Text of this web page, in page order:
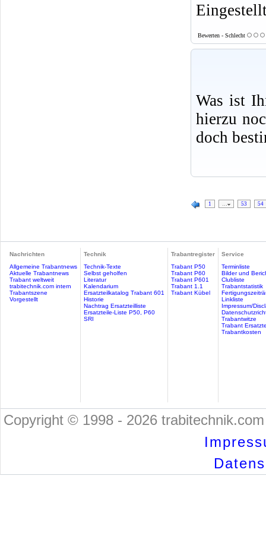
Bewerten - Schlecht
Was ist
hierzu
doch
1 53 54
Nachrichten
Allgemeine Trabantnews
Aktuelle Trabantnews
Trabant weltweit
trabitechnik.com intern
Trabantszene
Vorgestellt
Technik
Technik-Texte
Selbst geholfen
Literatur
Kalendarium
Ersatzteilkatalog Trabant 601
Historie
Nachtrag Ersatzteilliste
Ersatzteile-Liste P50, P60
SRI
Trabantregister
Trabant P50
Trabant P60
Trabant P601
Trabant 1.1
Trabant Kübel
Service
Terminliste
Bilder und
Clubliste
Trabantstatistik
Linkliste
Impressum/
Trabantwitze
Trabant
Trabantkosten
Copyright © 1998 - 2026